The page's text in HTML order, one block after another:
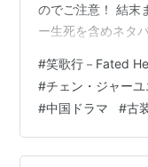
のでご注意！ 結末
ー生死を含めネタ
で全てが優先され
るほど戦い息子よ
た。 子供時代なら
たらわかるでしょ
として命に代えて
#笑歌行－Fated
#チェン・ジャーユ
#中国ドラマ #古